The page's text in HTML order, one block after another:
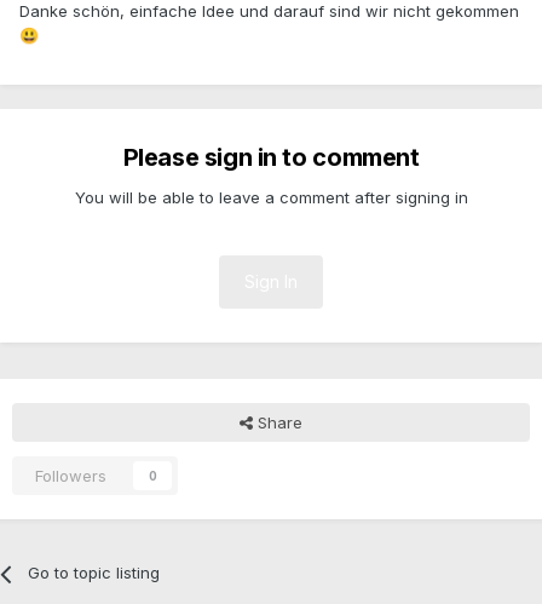
Danke schön, einfache Idee und darauf sind wir nicht gekommen
😃
Please sign in to comment
You will be able to leave a comment after signing in
Share
Followers 0
Go to topic listing